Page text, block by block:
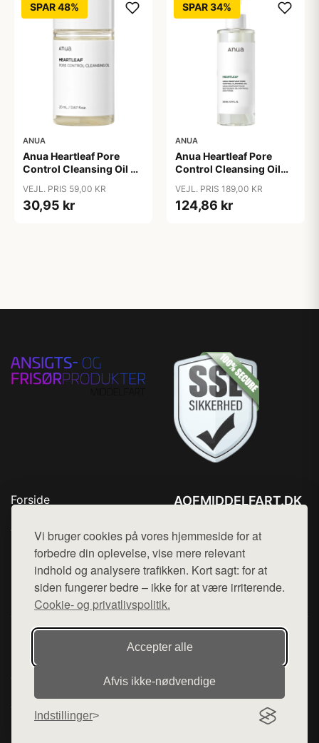
Vi bruger cookies på vores hjemmeside for at
forbedre din oplevelse, vise mere relevant
indhold og analysere trafikken. Kort sagt: for at
siden fungerer bedre – ikke for at være irriterende.
Cookie- og privatlivspolitik.
Accepter alle
Afvis ikke‑nødvendige
Indstillinger
SPAR 48%
ANUA
Anua Heartleaf Pore
Control Cleansing Oil 20
VEJL. PRIS 59,00 KR
30,95 kr
SPAR 34%
ANUA
Anua Heartleaf Pore
Control Cleansing Oil
VEJL. PRIS 189,00 KR
124,86 kr
Forside
Top Rabatter
Blog
Kontakt
AOFMIDDELFART.DK
Mail: hej@want.dk
Cookie- og privatlivspolitik
Denne side er en del af want.dk, der udgiver en række
hjemmesider med præsentation af forskellige produkter fra
diverse webshops. Der sælges ikke varer fra denne side - vi
varerne på lager.